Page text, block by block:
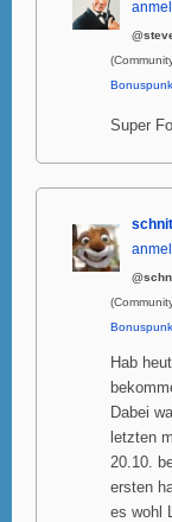
Super
Hab
Dabei
letzten
20.10.
ersten
es wohl